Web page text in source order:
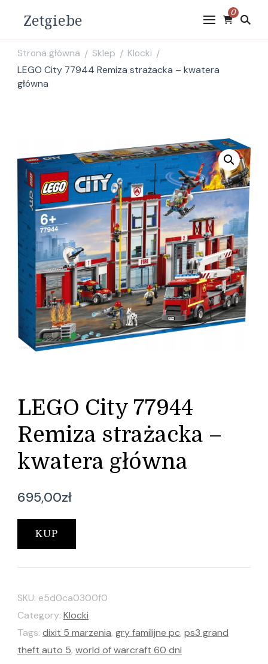
Zetgiebe 0
Strona główna / Sklep / Klocki /
LEGO City 77944 Remiza strażacka – kwatera
główna
LEGO City 77944
Remiza strażacka –
kwatera główna
695,00zł
KUP
SKU: e5d0ca0300f0
Category: Klocki
Tags: dixit 5 marzenia, gry familijne pc, ps3 grand
theft auto 5, world of warcraft 60 dni